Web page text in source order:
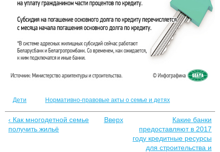
Дети Нормативно-правовые акты о семье и детях
‹ Как многодетной семье
получить жильё
Вверх
Какие банки
предоставляют в 2017
году кредитные ресурсы
для строительства и